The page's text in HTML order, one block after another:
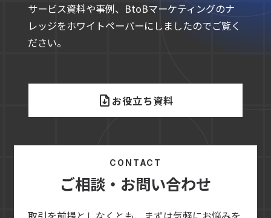
サービス資料や事例、BtoBマーケティングのナ
レッジをホワイトペーパーにしましたのでご覧く
ださい。
お役立ち資料
CONTACT
ご相談・お問い合わせ